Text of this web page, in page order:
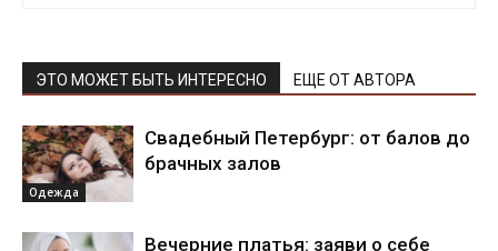
ЭТО МОЖЕТ БЫТЬ ИНТЕРЕСНО ЕЩЕ ОТ АВТОРА
Одежда
Свадебный Петербург: от балов до
брачных залов
Вечерние платья: заяви о себе